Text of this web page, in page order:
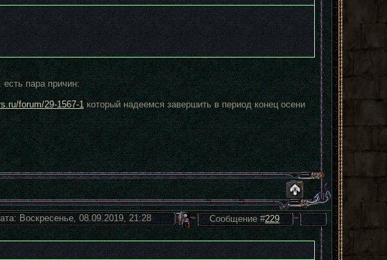
пара причин:
forum/29-1567-1который надеемся завершить в период конец осени
Воскресенье, 08.09.2019, 21:28 Сообщение #229